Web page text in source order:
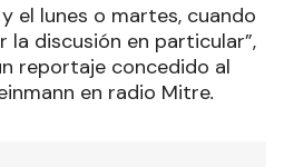
el lunes o martes, cuando
la discusión en particular”,
reportaje concedido al
en radio Mitre.